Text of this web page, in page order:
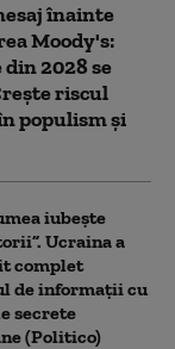
înainte
Moody's:
2028 se
riscul
populism și
iubește
Ucraina a
complet
de informații cu
secrete
(Politico)